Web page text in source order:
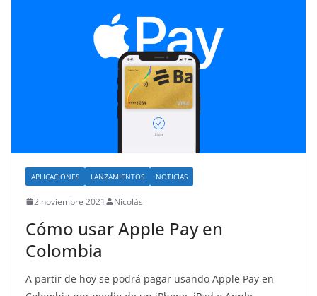
APLICACIONES LANZAMIENTOS NOTICIAS
2 noviembre 2021 Nicolás
Cómo usar Apple Pay en
Colombia
A partir de hoy se podrá pagar usando Apple Pay en